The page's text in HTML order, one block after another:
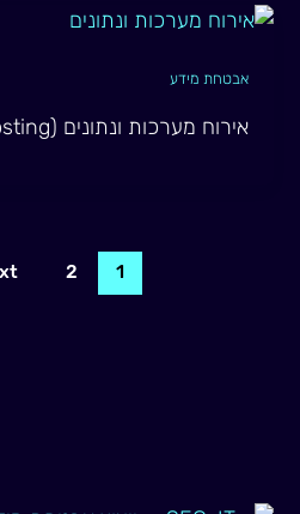
אבטחת מידע
אירוח מערכות ונתונים (Hosting): של מי האחריות?
1
2